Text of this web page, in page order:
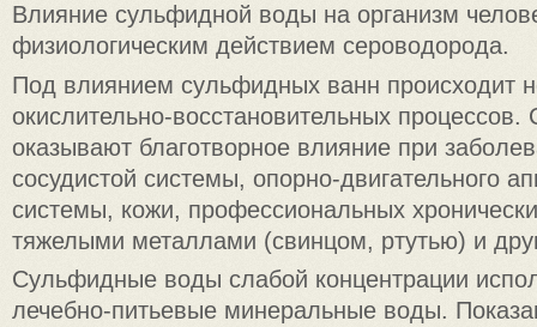
Влияние сульфидной воды на организм
физиологическим действием сероводорода.
Под влиянием сульфидных ванн происходит
окислительно-восстановительных
оказывают благотворное влияние при
сосудистой системы, опорно-двигательного
системы, кожи, профессиональных
тяжелыми металлами (свинцом, ртутью) и
Сульфидные воды слабой концентрации
лечебно-питьевые минеральные воды.